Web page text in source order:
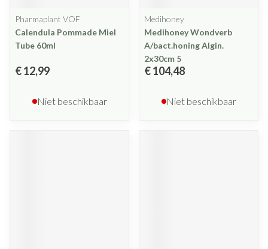
Pharmaplant VOF
Calendula Pommade Miel
Tube 60ml
€ 12,99
Niet beschikbaar
Medihoney
Medihoney Wondverb
A/bact.honing Algin.
2x30cm 5
€ 104,48
Niet beschikbaar